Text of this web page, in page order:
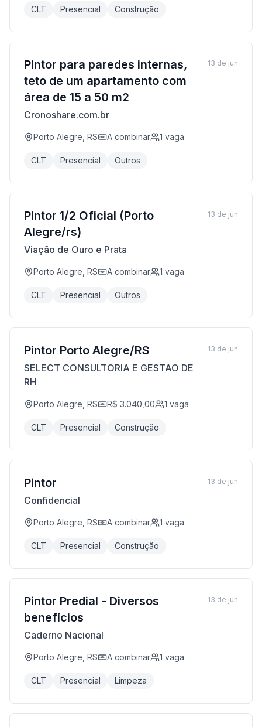
CLT Presencial Construção
Pintor para paredes internas,
teto de um apartamento com
área de 15 a 50 m2
Cronoshare.com.br
Porto Alegre, RS A combinar 1 vaga
CLT Presencial Outros
13 de jun
Pintor 1/2 Oficial (Porto
Alegre/rs)
Viação de Ouro e Prata
Porto Alegre, RS A combinar 1 vaga
CLT Presencial Outros
13 de jun
Pintor Porto Alegre/RS
SELECT CONSULTORIA E GESTAO DE
RH
Porto Alegre, RS R$ 3.040,00 1 vaga
CLT Presencial Construção
13 de jun
Pintor
Confidencial
Porto Alegre, RS A combinar 1 vaga
CLT Presencial Construção
13 de jun
Pintor Predial - Diversos
benefícios
Caderno Nacional
Porto Alegre, RS A combinar 1 vaga
CLT Presencial Limpeza
13 de jun